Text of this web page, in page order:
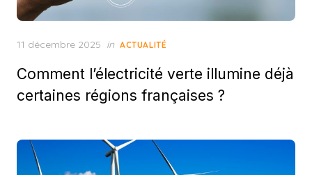
Posted
11 décembre 2025 in ACTUALITÉ
Comment l’électricité verte illumine déjà
certaines régions françaises ?